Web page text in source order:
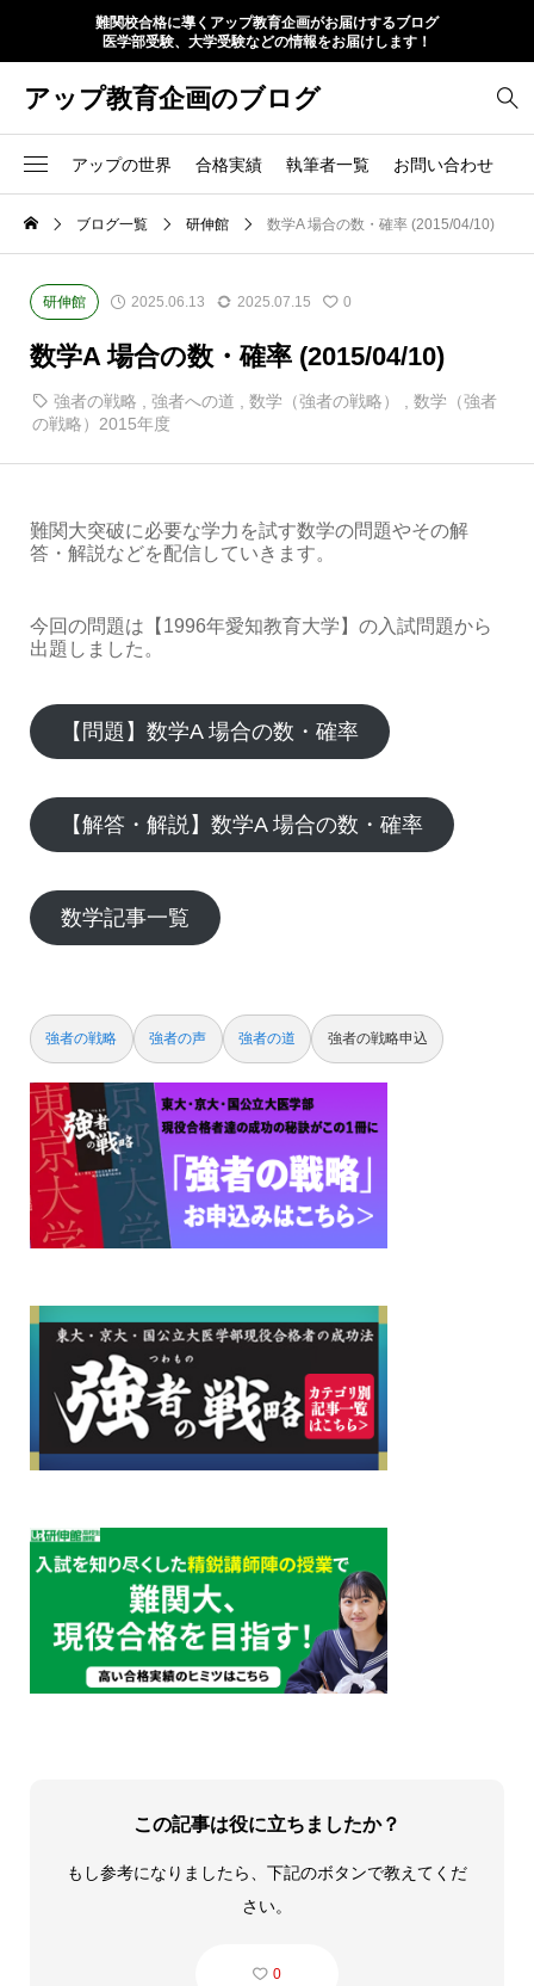
難関校合格に導くアップ教育企画がお届けするブログ
医学部受験、大学受験などの情報をお届けします！
アップ教育企画のブログ
アップの世界 合格実績 執筆者一覧 お問い合わせ
ブログ一覧 研伸館 数学A 場合の数・確率 (2015/04/10)
研伸館 2025.06.13 2025.07.15 0
数学A 場合の数・確率 (2015/04/10)
強者の戦略 強者への道 数学（強者の戦略）
数学（強者
の戦略）2015年度
難関大突破に必要な学力を試す数学の問題やその解
答・解説などを配信していきます。
今回の問題は【1996年愛知教育大学】の入試問題から
出題しました。
【問題】数学A 場合の数・確率
【解答・解説】数学A 場合の数・確率
数学記事一覧
強者の戦略 強者の声 強者の道 強者の戦略申込
この記事は役に立ちましたか？
もし参考になりましたら、下記のボタンで教えてくだ
さい。
0